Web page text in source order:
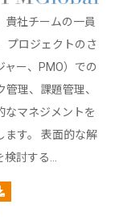
貴社チームの一員
プロジェクトのさ
ー、PMO）での
理、課題管理、
なマネジメントを
ます。 表面的な解
討する…